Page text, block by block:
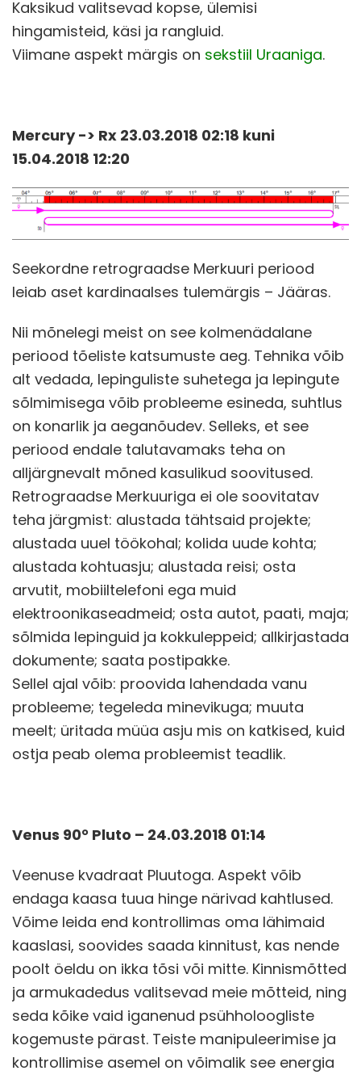
Kaksikud valitsevad kopse, ülemisi
hingamisteid, käsi ja rangluid.
Viimane aspekt märgis on sekstiil Uraaniga.
Mercury -> Rx 23.03.2018 02:18 kuni
15.04.2018 12:20
Seekordne retrograadse Merkuuri periood
leiab aset kardinaalses tulemärgis – Jääras.
Nii mõnelegi meist on see kolmenädalane
periood tõeliste katsumuste aeg. Tehnika võib
alt vedada, lepinguliste suhetega ja lepingute
sõlmimisega võib probleeme esineda, suhtlus
on konarlik ja aeganõudev. Selleks, et see
periood endale talutavamaks teha on
alljärgnevalt mõned kasulikud soovitused.
Retrograadse Merkuuriga ei ole soovitatav
teha järgmist: alustada tähtsaid projekte;
alustada uuel töökohal; kolida uude kohta;
alustada kohtuasju; alustada reisi; osta
arvutit, mobiiltelefoni ega muid
elektroonikaseadmeid; osta autot, paati, maja;
sõlmida lepinguid ja kokkuleppeid; allkirjastada
dokumente; saata postipakke.
Sellel ajal võib: proovida lahendada vanu
probleeme; tegeleda minevikuga; muuta
meelt; üritada müüa asju mis on katkised, kuid
ostja peab olema probleemist teadlik.
Venus 90° Pluto – 24.03.2018 01:14
Veenuse kvadraat Pluutoga. Aspekt võib
endaga kaasa tuua hinge närivad kahtlused.
Võime leida end kontrollimas oma lähimaid
kaaslasi, soovides saada kinnitust, kas nende
poolt öeldu on ikka tõsi või mitte. Kinnismõtted
ja armukadedus valitsevad meie mõtteid, ning
seda kõike vaid iganenud psühholoogliste
kogemuste pärast. Teiste manipuleerimise ja
kontrollimise asemel on võimalik see energia